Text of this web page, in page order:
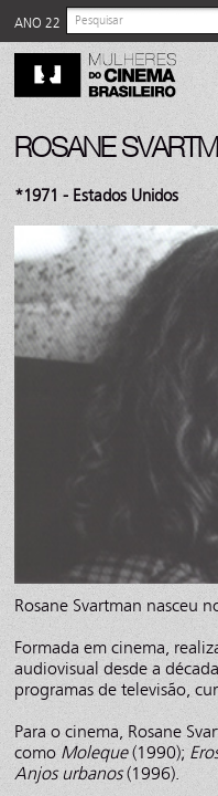
ANO 22
ROSANE
*1971 - Estados Unidos
Rosane Svartman nasceu
Formada em cinema,
audiovisual desde a
programas de televisão,
Para o cinema, Rosane
como Moleque(1990);
Anjos urbanos(1996).